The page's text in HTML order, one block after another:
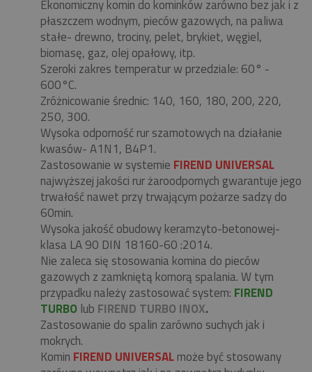
Ekonomiczny komin do kominków zarówno bez jak i z
płaszczem wodnym, pieców gazowych, na paliwa
stałe- drewno, trociny, pelet, brykiet, węgiel,
biomasę, gaz, olej opałowy, itp.
Szeroki zakres temperatur w przedziale: 60° -
600°C.
Zróżnicowanie średnic: 140, 160, 180, 200, 220,
250, 300.
Wysoka odporność rur szamotowych na działanie
kwasów- A1N1, B4P1.
Zastosowanie w systemie FIREND UNIVERSAL
najwyższej jakości rur żaroodpornych gwarantuje jego
trwałość nawet przy trwającym pożarze sadzy do
60min.
Wysoka jakość obudowy keramzyto-betonowej-
klasa LA 90 DIN 18160-60 :2014.
Nie zaleca się stosowania komina do pieców
gazowych z zamkniętą komorą spalania. W tym
przypadku należy zastosować system: FIREND
TURBO lub FIREND TURBO INOX.
Zastosowanie do spalin zarówno suchych jak i
mokrych.
Komin FIREND UNIVERSALmoże być stosowany